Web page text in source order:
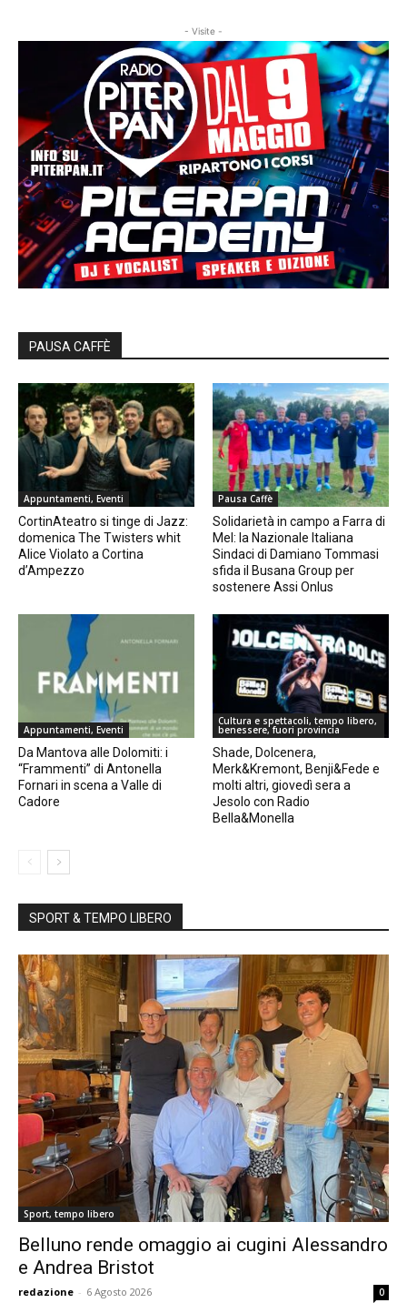
- Visite -
PAUSA CAFFÈ
Appuntamenti, Eventi
CortinAteatro si tinge di Jazz:
domenica The Twisters whit
Alice Violato a Cortina
d’Ampezzo
Pausa Caffè
Solidarietà in campo a Farra di
Mel: la Nazionale Italiana
Sindaci di Damiano Tommasi
sfida il Busana Group per
sostenere Assi Onlus
Appuntamenti, Eventi
Da Mantova alle Dolomiti: i
“Frammenti” di Antonella
Fornari in scena a Valle di
Cadore
Cultura e spettacoli, tempo libero,
benessere, fuori provincia
Shade, Dolcenera,
Merk&Kremont, Benji&Fede e
molti altri, giovedì sera a
Jesolo con Radio
Bella&Monella
SPORT & TEMPO LIBERO
Sport, tempo libero
Belluno rende omaggio ai cugini Alessandro
e Andrea Bristot
redazione - 6 Agosto 2026 0